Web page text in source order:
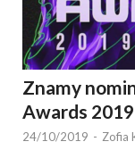
Znamy
Awards
24/10/2019 - Zofia